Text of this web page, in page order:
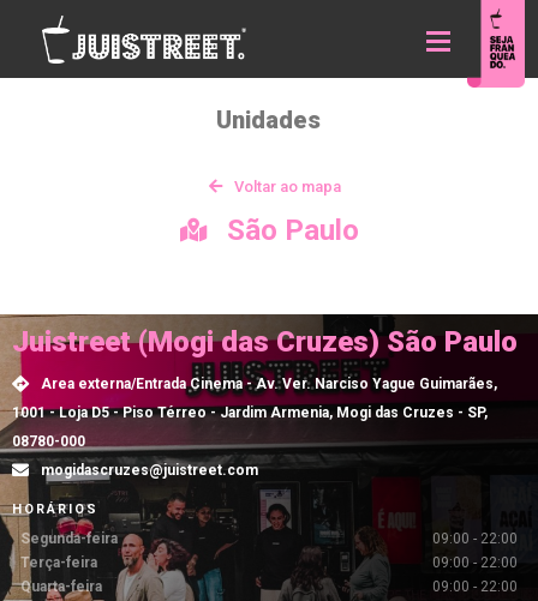
Unidades
Voltar ao mapa
São Paulo
Juistreet (Mogi das Cruzes) São Paulo
Area externa/Entrada Cinema - Av. Ver. Narciso Yague Guimarães,
1001 - Loja D5 - Piso Térreo - Jardim Armenia, Mogi das Cruzes - SP,
08780-000
mogidascruzes@juistreet.com
HORÁRIOS
Segunda-feira
09:00 - 22:00
Terça-feira
09:00 - 22:00
Quarta-feira
09:00 - 22:00